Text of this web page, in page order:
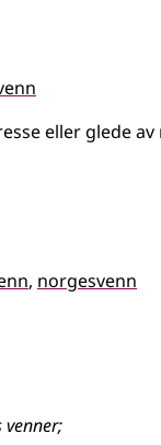
eller glede av
norgesvenn
;